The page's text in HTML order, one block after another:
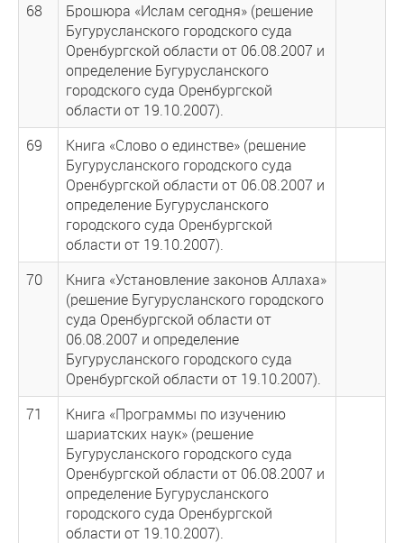
68
Брошюра «Ислам сегодня» (решение
Бугурусланского городского суда
Оренбургской области от 06.08.2007 и
определение Бугурусланского
городского суда Оренбургской
области от 19.10.2007).
69
Книга «Слово о единстве» (решение
Бугурусланского городского суда
Оренбургской области от 06.08.2007 и
определение Бугурусланского
городского суда Оренбургской
области от 19.10.2007).
70
Книга «Установление законов Аллаха»
(решение Бугурусланского городского
суда Оренбургской области от
06.08.2007 и определение
Бугурусланского городского суда
Оренбургской области от 19.10.2007).
71
Книга «Программы по изучению
шариатских наук» (решение
Бугурусланского городского суда
Оренбургской области от 06.08.2007 и
определение Бугурусланского
городского суда Оренбургской
области от 19.10.2007).